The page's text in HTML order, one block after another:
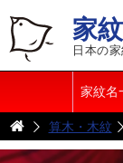
家
日本の
家紋名
算木・木紋